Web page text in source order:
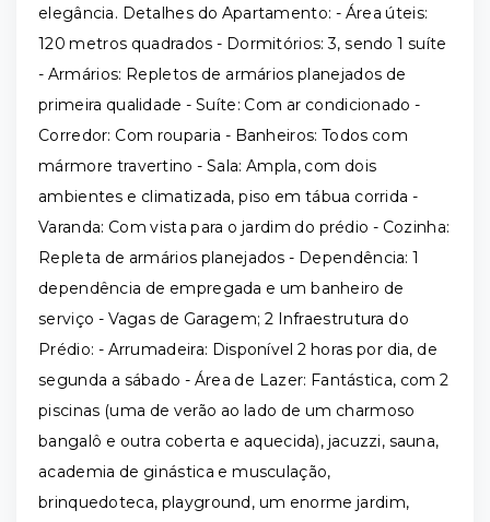
elegância. Detalhes do Apartamento: - Área úteis:
120 metros quadrados - Dormitórios: 3, sendo 1 suíte
- Armários: Repletos de armários planejados de
primeira qualidade - Suíte: Com ar condicionado -
Corredor: Com rouparia - Banheiros: Todos com
mármore travertino - Sala: Ampla, com dois
ambientes e climatizada, piso em tábua corrida -
Varanda: Com vista para o jardim do prédio - Cozinha:
Repleta de armários planejados - Dependência: 1
dependência de empregada e um banheiro de
serviço - Vagas de Garagem; 2 Infraestrutura do
Prédio: - Arrumadeira: Disponível 2 horas por dia, de
segunda a sábado - Área de Lazer: Fantástica, com 2
piscinas (uma de verão ao lado de um charmoso
bangalô e outra coberta e aquecida), jacuzzi, sauna,
academia de ginástica e musculação,
brinquedoteca, playground, um enorme jardim,